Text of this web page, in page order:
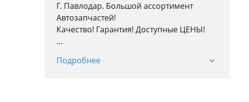
Г. Павлодар. Большой ассортимент
Автозапчастей!
Качество! Гарантия! Доступные ЦЕНЫ!
Более 20 лет на рынке!
Подробнее